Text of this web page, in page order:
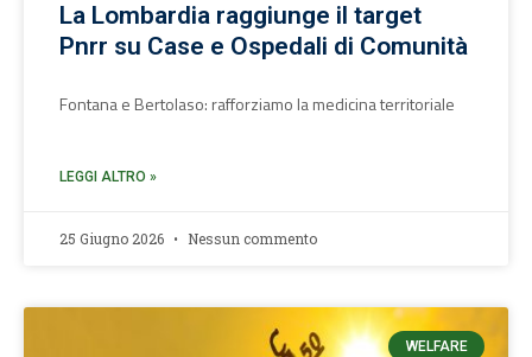
La Lombardia raggiunge il target
Pnrr su Case e Ospedali di Comunità
Fontana e Bertolaso: rafforziamo la medicina territoriale
LEGGI ALTRO »
25 Giugno 2026 Nessun commento
WELFARE